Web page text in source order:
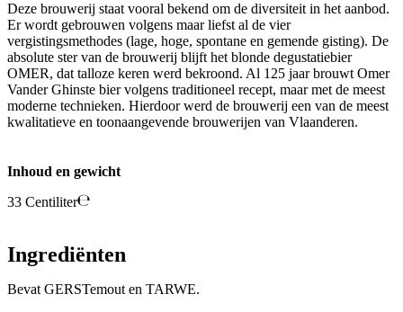
Deze brouwerij staat vooral bekend om de diversiteit in het aanbod.
Er wordt gebrouwen volgens maar liefst al de vier
vergistingsmethodes (lage, hoge, spontane en gemende gisting). De
absolute ster van de brouwerij blijft het blonde degustatiebier
OMER, dat talloze keren werd bekroond. Al 125 jaar brouwt Omer
Vander Ghinste bier volgens traditioneel recept, maar met de meest
moderne technieken. Hierdoor werd de brouwerij een van de meest
kwalitatieve en toonaangevende brouwerijen van Vlaanderen.
Inhoud en gewicht
33 Centiliter
Ingrediënten
Bevat GERSTemout en TARWE.